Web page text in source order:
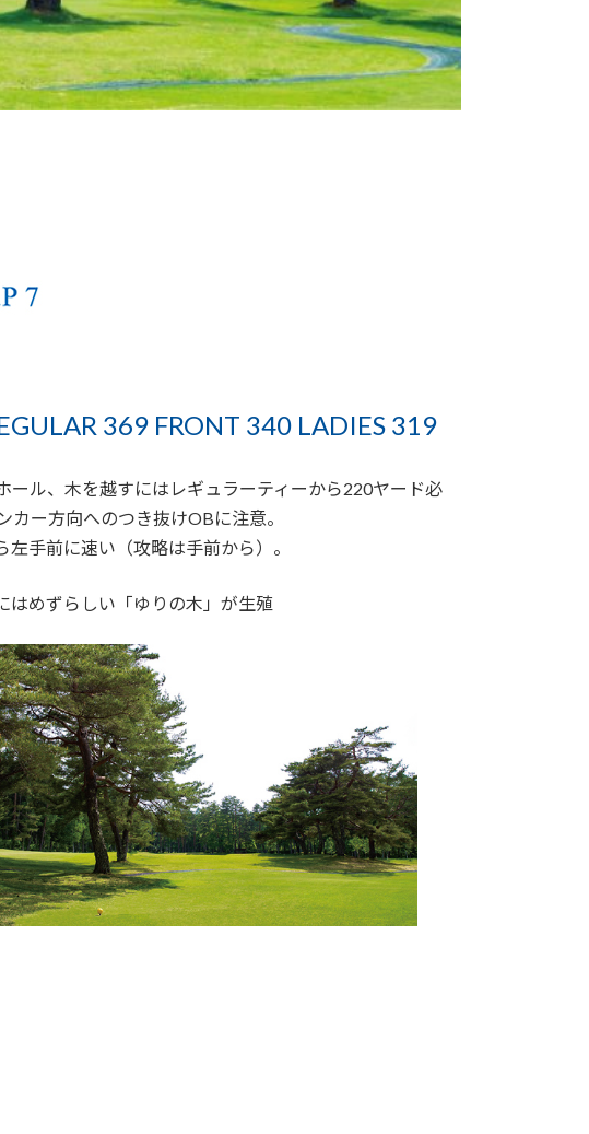
369 FRONT 340 LADIES 319
ール、木を越すにはレギュラーティーから220ヤード必
カー方向へのつき抜けOBに注意。
左手前に速い（攻略は手前から）。
はめずらしい「ゆりの木」が生殖